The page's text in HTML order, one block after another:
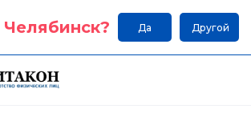
Челябинск? Да Другой